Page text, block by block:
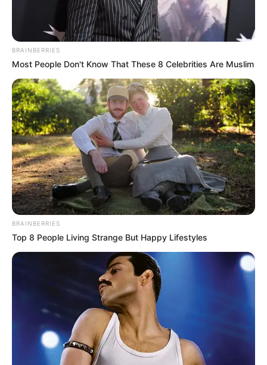
BRAINBERRIES
Most People Don't Know That These 8 Celebrities Are Muslim
BRAINBERRIES
Top 8 People Living Strange But Happy Lifestyles